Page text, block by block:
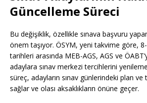
Güncelleme Süreci
Bu değişiklik, özellikle sınava başvuru
önem taşıyor. ÖSYM, yeni takvime göre,
tarihleri arasında MEB-AGS, AGS ve
adaylara sınav merkezi tercihlerini
süreç, adayların sınav günlerindeki plan
sağlar ve olası aksaklıkların önüne geçer.